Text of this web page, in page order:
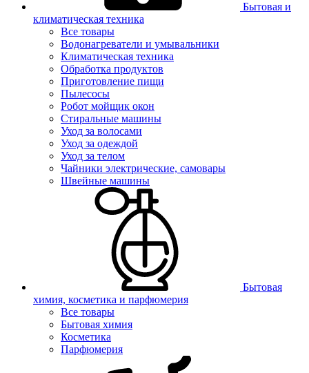
Бытовая и
климатическая техника
Все товары
Водонагреватели и умывальники
Климатическая техника
Обработка продуктов
Приготовление пищи
Пылесосы
Робот мойщик окон
Стиральные машины
Уход за волосами
Уход за одеждой
Уход за телом
Чайники электрические, самовары
Швейные машины
Бытовая
химия, косметика и парфюмерия
Все товары
Бытовая химия
Косметика
Парфюмерия